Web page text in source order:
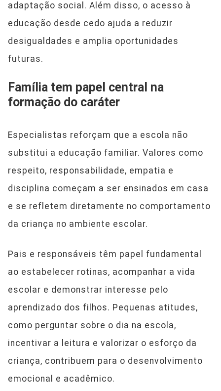
adaptação social. Além disso, o acesso à
educação desde cedo ajuda a reduzir
desigualdades e amplia oportunidades
futuras.
Família tem papel central na
formação do caráter
Especialistas reforçam que a escola não
substitui a educação familiar. Valores como
respeito, responsabilidade, empatia e
disciplina começam a ser ensinados em casa
e se refletem diretamente no comportamento
da criança no ambiente escolar.
Pais e responsáveis têm papel fundamental
ao estabelecer rotinas, acompanhar a vida
escolar e demonstrar interesse pelo
aprendizado dos filhos. Pequenas atitudes,
como perguntar sobre o dia na escola,
incentivar a leitura e valorizar o esforço da
criança, contribuem para o desenvolvimento
emocional e acadêmico.